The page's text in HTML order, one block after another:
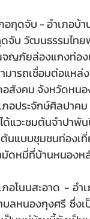
อกุดจับ - อำเภอ
จับ วัฒนธรรมไท
จญภัยล่องแกงท่อ
มารถเชื่อมต่อแห
อสังคม จังหวัดหน
ภอประจักษ์ศิลปา
ได้แวะชมต้นจำ
แบบชุมชนท่องเ
หมี่ที่บ้านหนองหลั
ภอโนนสะอาด - อ
ลหนองกุงศรี ซึ่ง